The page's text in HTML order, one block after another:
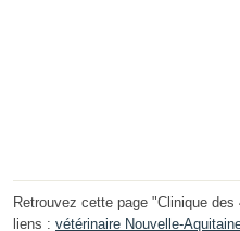
Retrouvez cette page "Clinique
liens : vétérinaire Nouvelle-